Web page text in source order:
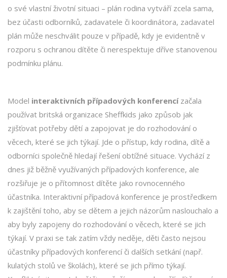
o své vlastní životní situaci – plán rodina vytváří zcela sama,
bez účasti odborníků, zadavatele či koordinátora, zadavatel
plán může neschválit pouze v případě, kdy je evidentně v
rozporu s ochranou dítěte či nerespektuje dříve stanovenou
podmínku plánu.
Model interaktivních případových konferencízačala
používat britská organizace Sheffkids jako způsob jak
zjišťovat potřeby dětí a zapojovat je do rozhodování o
věcech, které se jich týkají. Jde o přístup, kdy rodina, dítě a
odborníci společně hledají řešení obtížné situace. Vychází z
dnes již běžně využívaných případových konference, ale
rozšiřuje je o přítomnost dítěte jako rovnocenného
účastníka. Interaktivní případová konference je prostředkem
k zajištění toho, aby se dětem a jejich názorům naslouchalo a
aby byly zapojeny do rozhodování o věcech, které se jich
týkají. V praxi se tak zatím vždy neděje, děti často nejsou
účastníky případových konferencí či dalších setkání (např.
kulatých stolů ve školách), které se jich přímo týkají.